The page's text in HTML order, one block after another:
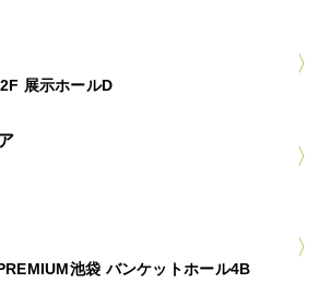
展示ホールD
池袋 バンケットホール4B